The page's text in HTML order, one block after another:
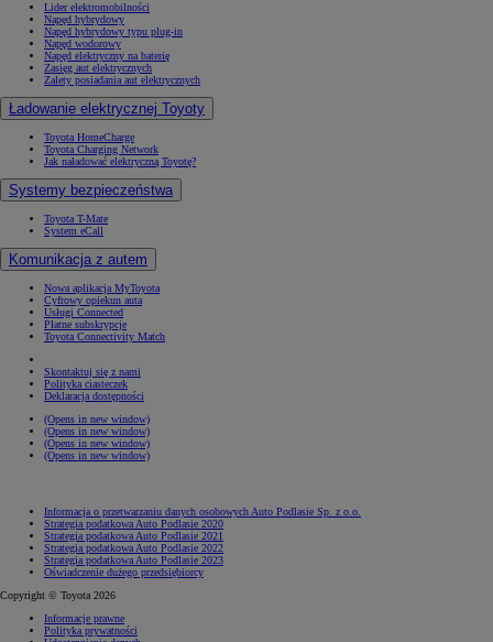
Lider elektromobilności
Napęd hybrydowy
Napęd hybrydowy typu plug-in
Napęd wodorowy
Napęd elektryczny na baterię
Zasięg aut elektrycznych
Zalety posiadania aut elektrycznych
Ładowanie elektrycznej Toyoty
Toyota HomeCharge
Toyota Charging Network
Jak naładować elektryczną Toyotę?
Systemy bezpieczeństwa
Toyota T-Mate
System eCall
Komunikacja z autem
Nowa aplikacja MyToyota
Cyfrowy opiekun auta
Usługi Connected
Płatne subskrypcje
Toyota Connectivity Match
Skontaktuj się z nami
Polityka ciasteczek
Deklaracja dostępności
(Opens in new window)
(Opens in new window)
(Opens in new window)
(Opens in new window)
Informacja o przetwarzaniu danych osobowych Auto Podlasie Sp. z o.o.
Strategia podatkowa Auto Podlasie 2020
Strategia podatkowa Auto Podlasie 2021
Strategia podatkowa Auto Podlasie 2022
Strategia podatkowa Auto Podlasie 2023
Oświadczenie dużego przedsiębiorcy
Copyright © Toyota 2026
Informacje prawne
Polityka prywatności